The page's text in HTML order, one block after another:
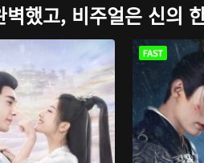
벽했고, 비주얼은 신의